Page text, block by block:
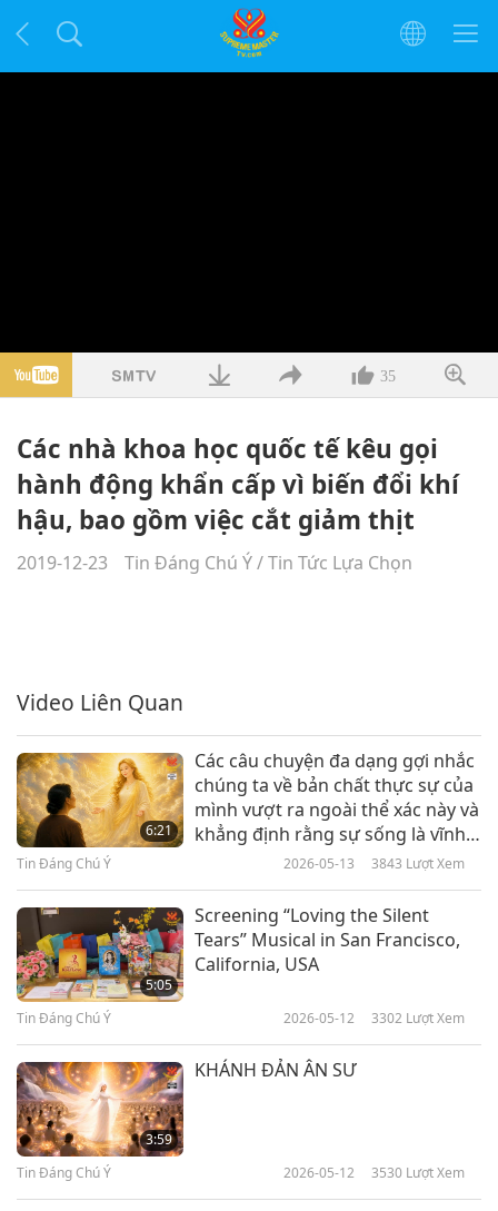
35
Các nhà khoa học quốc tế kêu gọi
hành động khẩn cấp vì biến đổi khí
hậu, bao gồm việc cắt giảm thịt
2019-12-23 Tin Đáng Chú Ý/Tin Tức Lựa Chọn
Video Liên Quan
6:21
Các câu chuyện đa dạng gợi nhắc
chúng ta về bản chất thực sự của
mình vượt ra ngoài thể xác này và
khẳng định rằng sự sống là vĩnh
cửu và Thượng Đế là Tình Thương
Tin Đáng Chú Ý 2026-05-13 3843 Lượt Xem
5:05
Screening “Loving the Silent
Tears” Musical in San Francisco,
California, USA
Tin Đáng Chú Ý 2026-05-12 3302 Lượt Xem
3:59
KHÁNH ĐẢN ÂN SƯ
Tin Đáng Chú Ý 2026-05-12 3530 Lượt Xem